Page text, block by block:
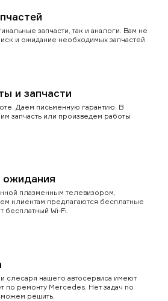
запчасти, так и аналоги. Вам не
и ожидание необходимых запчастей.
и запчасти
Даем письменную гарантию. В
запчасть или произведем работы
ожидания
плазменным телевизором,
клиентам предлагаются бесплатные
бесплатный Wi-Fi.
слесаря нашего автосервиса имеют
по ремонту Mercedes. Нет задач по
решить.